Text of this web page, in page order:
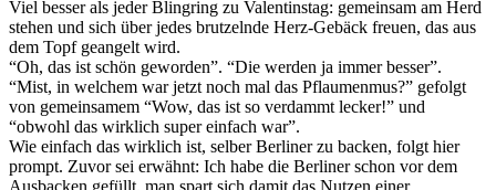
Viel besser als jeder Blingring zu Valentinstag: gemeinsam am Herd
stehen und sich über jedes brutzelnde Herz-Gebäck freuen, das aus
dem Topf geangelt wird.
“Oh, das ist schön geworden”. “Die werden ja immer besser”.
“Mist, in welchem war jetzt noch mal das Pflaumenmus?” gefolgt
von gemeinsamem “Wow, das ist so verdammt lecker!” und
“obwohl das wirklich super einfach war”.
Wie einfach das wirklich ist, selber Berliner zu backen, folgt hier
prompt. Zuvor sei erwähnt: Ich habe die Berliner schon vor dem
Ausbacken gefüllt, man spart sich damit das Nutzen einer